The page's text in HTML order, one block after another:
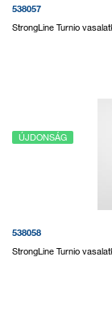
538057
StrongLine Turnio
ÚJDONSÁG
538058
StrongLine Turnio